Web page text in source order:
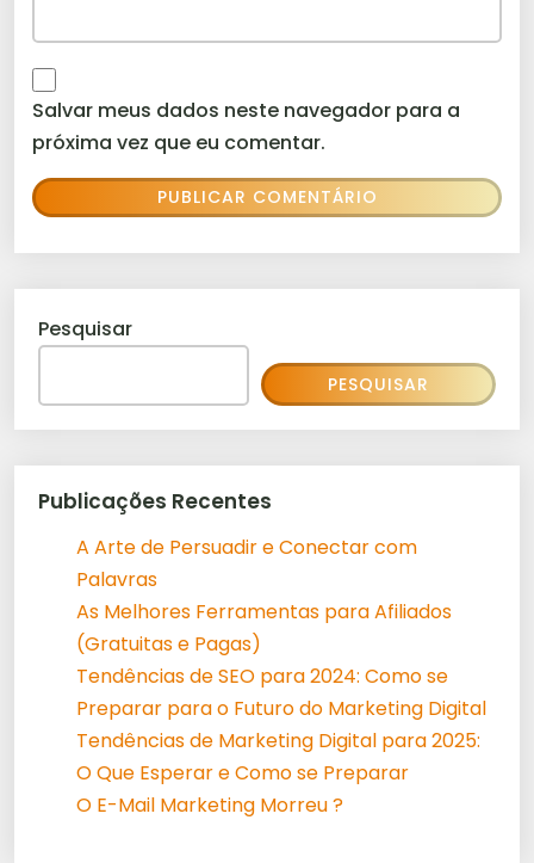
Salvar meus dados neste navegador para a
próxima vez que eu comentar.
Pesquisar
PESQUISAR
Publicações Recentes
A Arte de Persuadir e Conectar com
Palavras
As Melhores Ferramentas para Afiliados
(Gratuitas e Pagas)
Tendências de SEO para 2024: Como se
Preparar para o Futuro do Marketing Digital
Tendências de Marketing Digital para 2025:
O Que Esperar e Como se Preparar
O E-Mail Marketing Morreu ?